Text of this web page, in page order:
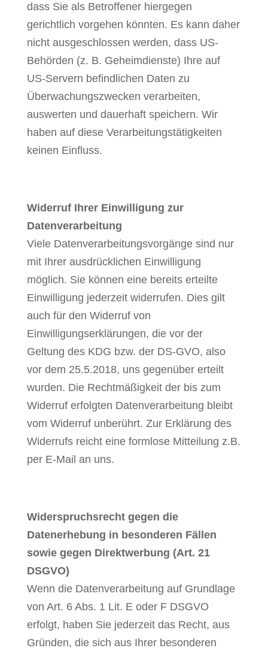
dass Sie als Betroffener hiergegen
gerichtlich vorgehen könnten. Es kann daher
nicht ausgeschlossen werden, dass US-
Behörden (z. B. Geheimdienste) Ihre auf
US-Servern befindlichen Daten zu
Überwachungszwecken verarbeiten,
auswerten und dauerhaft speichern. Wir
haben auf diese Verarbeitungstätigkeiten
keinen Einfluss.
Widerruf Ihrer Einwilligung zur
Datenverarbeitung
Viele Datenverarbeitungsvorgänge sind nur
mit Ihrer ausdrücklichen Einwilligung
möglich. Sie können eine bereits erteilte
Einwilligung jederzeit widerrufen. Dies gilt
auch für den Widerruf von
Einwilligungserklärungen, die vor der
Geltung des KDG bzw. der DS-GVO, also
vor dem 25.5.2018, uns gegenüber erteilt
wurden. Die Rechtmäßigkeit der bis zum
Widerruf erfolgten Datenverarbeitung bleibt
vom Widerruf unberührt. Zur Erklärung des
Widerrufs reicht eine formlose Mitteilung z.B.
per E-Mail an uns.
Widerspruchsrecht gegen die
Datenerhebung in besonderen Fällen
sowie gegen Direktwerbung (Art. 21
DSGVO)
Wenn die Datenverarbeitung auf Grundlage
von Art. 6 Abs. 1 Lit. E oder F DSGVO
erfolgt, haben Sie jederzeit das Recht, aus
Gründen, die sich aus Ihrer besonderen